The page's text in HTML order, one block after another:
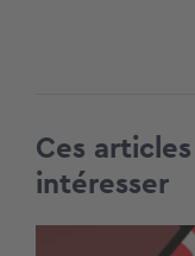
Ces
intéresser